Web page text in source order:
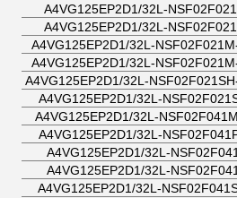
A4VG125EP2D1/32L-
A4VG125EP2D1/32L-
A4VG125EP2D1/32L-
A4VG125EP2D1/32L-
A4VG125EP2D1/32L-
A4VG125EP2D1/32L-
A4VG125EP2D1/32L-
A4VG125EP2D1/32L-
A4VG125EP2D1/32L-
A4VG125EP2D1/32L-
A4VG125EP2D1/32L-